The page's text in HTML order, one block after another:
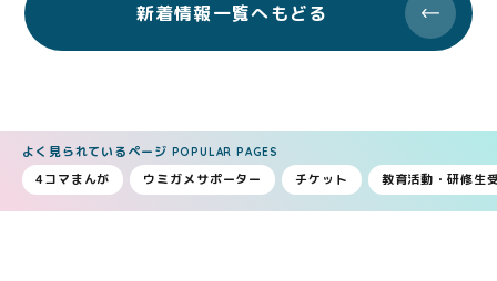
よく見られているページ POPULAR PAGES
4コマまんが ウミガメサポーター チケット 教育活動・研修生
新着情報一覧へもどる